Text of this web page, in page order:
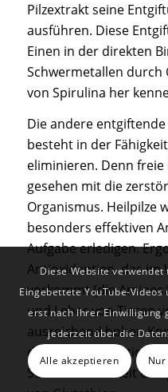
Pilzextrakt seine
ausführen. Diese
Einen in der direkten
Schwermetallen durch
von Spirulina her
Die andere
besteht in der
eliminieren. Denn
gesehen mit die
Organismus. Heilpilze
besonders effektiven
Aufgabe erledigen.
Antioxidantien, das im
vorkommt (die
und Leber von Tieren
ausreichend hohen
der stärksten
Seine Wirksamkeit
Diese Website
Eingebettete YouTube-
erst nach Ihrer Einwilligung
jederzeit über die
Alle akzeptieren